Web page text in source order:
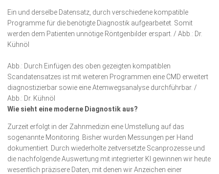
Ein und derselbe Datensatz, durch verschiedene kompatible
Programme für die benötigte Diag­­­nostik aufgearbeitet. Somit
werden dem Patienten unnötige Rönt­gen­bilder erspart. / Abb.: Dr.
Kühnöl
Abb.: Durch Einfügen des oben gezeigten kompatiblen
Scandatensatzes ist mit weiteren Programmen eine CMD erweitert
diagnostizierbar sowie eine Atemwegsanalyse durchführbar. /
Abb.: Dr. Kühnöl
Wie sieht eine moderne Diagnostik aus?
Zurzeit erfolgt in der Zahnmedizin eine Umstellung auf das
sogenannte Monitoring. Bisher wurden Messungen per Hand
dokumentiert. Durch wiederholte zeitversetzte Scan­prozes­se und
die nachfolgende Auswertung mit integrierter KI gewinnen wir heute
wesentlich präzisere Daten, mit denen wir Anzeichen einer